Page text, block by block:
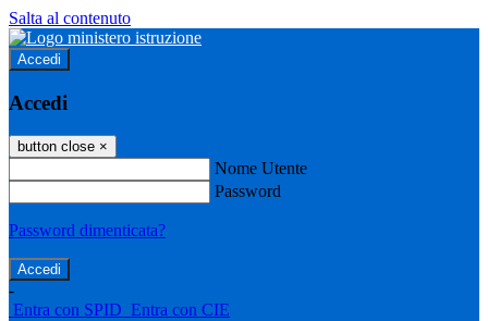
Salta al contenuto
Accedi
Accedi
button close ×
Nome Utente
Password
Password dimenticata?
-
Entra con SPID Entra con CIE